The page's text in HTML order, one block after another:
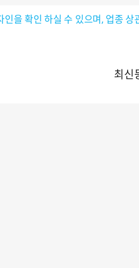
인을 확인 하실 수 있으며, 업종 상
최신